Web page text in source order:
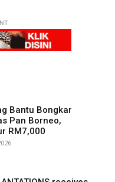
Bantu Bongkar
Pan Borneo,
RM7,000